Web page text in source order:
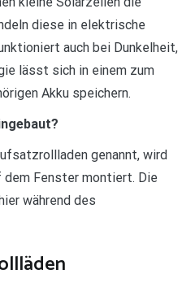
diese in elektrische
auch bei Dunkelheit,
lässt sich in einem zum
Akku speichern.
genannt, wird
dem Fenster montiert. Die
während des